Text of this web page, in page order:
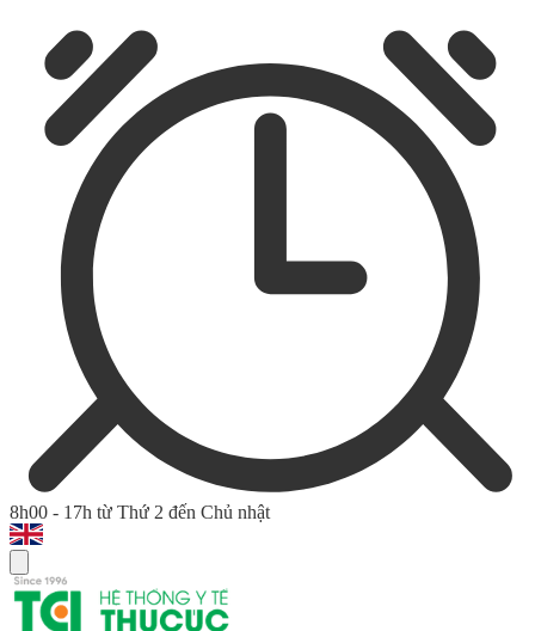
8h00 - 17h từ Thứ 2 đến Chủ nhật